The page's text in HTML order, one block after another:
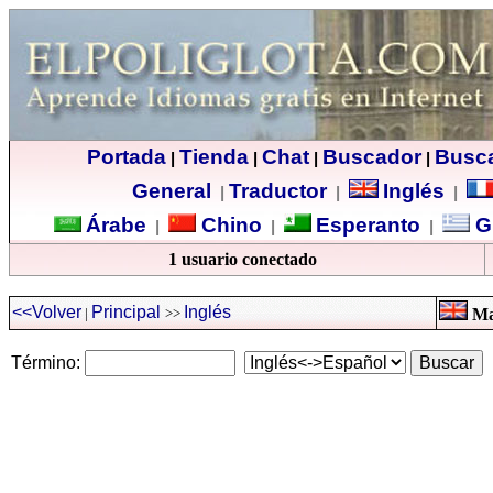
Portada| Tienda| Chat| Buscador|
General
Traductor| Inglés
Árabe Chino Esperanto
1 usuario conectado
<<Volver | Principal >> Inglés
Término: